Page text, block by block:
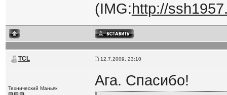
(IMG:http://
TCL 12.7.2009, 23:10
Технический Маньяк Ага. Спасибо!